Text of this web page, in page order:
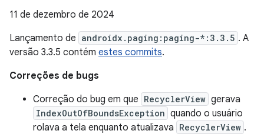
11 de dezembro de 2024
Lançamento de androidx.paging:paging-*:3.3.5 . A
versão 3.3.5 contém estes commits.
Correções de bugs
Correção do bug em que RecyclerView gerava
IndexOutOfBoundsException quando o usuário
rolava a tela enquanto atualizava RecyclerView .